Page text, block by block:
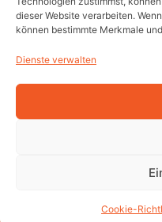
dieser Website verarbeiten.
können bestimmte Merkmale
Dienste verwalten
Cookie-
Einblick